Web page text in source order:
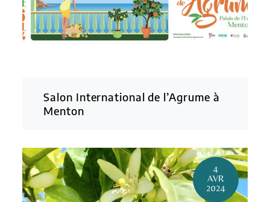
Salon International de l’Agrume à
Menton
4
AVR
2024